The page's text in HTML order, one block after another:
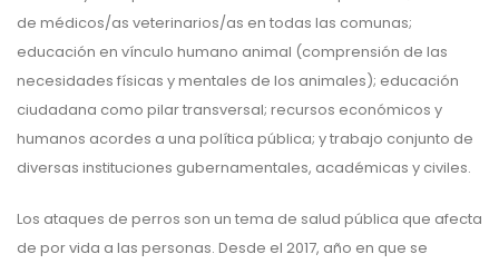
de médicos/as veterinarios/as en todas las comunas;
educación en vínculo humano animal (comprensión de las
necesidades físicas y mentales de los animales); educación
ciudadana como pilar transversal; recursos económicos y
humanos acordes a una política pública; y trabajo conjunto de
diversas instituciones gubernamentales, académicas y civiles.
Los ataques de perros son un tema de salud pública que afecta
de por vida a las personas. Desde el 2017, año en que se